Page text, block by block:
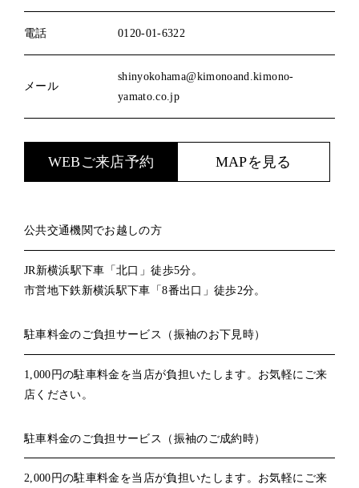
電話 0120-01-6322
メール
shinyokohama@kimonoand.kimono-
yamato.co.jp
WEBご来店予約 MAPを見る
公共交通機関でお越しの方
JR新横浜駅下車「北口」徒歩5分。
市営地下鉄新横浜駅下車「8番出口」徒歩2分。
駐車料金のご負担サービス（振袖のお下見時）
1,000円の駐車料金を当店が負担いたします。お気軽にご来
店ください。
駐車料金のご負担サービス（振袖のご成約時）
2,000円の駐車料金を当店が負担いたします。お気軽にご来